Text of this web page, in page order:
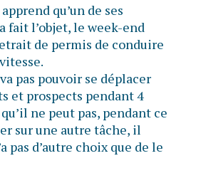
qu’un de ses
fait l’objet, le week-end
de permis de conduire
pas pouvoir se déplacer
et prospects pendant 4
ne peut pas, pendant ce
sur une autre tâche, il
pas d’autre choix que de le